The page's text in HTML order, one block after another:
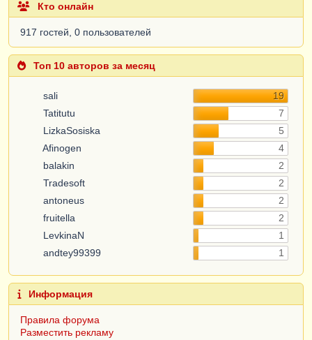
Кто онлайн
917 гостей, 0 пользователей
Топ 10 авторов за месяц
sali
19
Tatitutu
7
LizkaSosiska
5
Afinogen
4
balakin
2
Tradesoft
2
antoneus
2
fruitella
2
LevkinaN
1
andtey99399
1
Информация
Правила форума
Разместить рекламу